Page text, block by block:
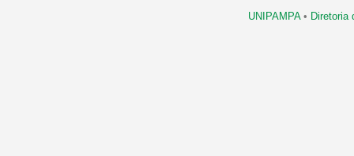
UNIPAMPA• Diretoria